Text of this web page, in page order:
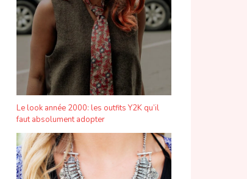
Le look année 2000: les outfits Y2K qu’il
faut absolument adopter